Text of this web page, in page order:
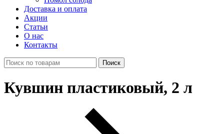
Доставка и оплата
Акции
Статьи
О нас
Контакты
Кувшин пластиковый, 2 л